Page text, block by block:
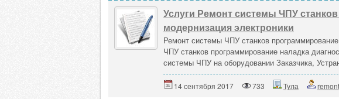
Услуги Ремонт системы ЧПУ
модернизация электроники
Ремонт системы ЧПУ станков
ЧПУ станков программирование наладка
системы ЧПУ на оборудовании Заказчика,
14 сентября 2017 733 Тула